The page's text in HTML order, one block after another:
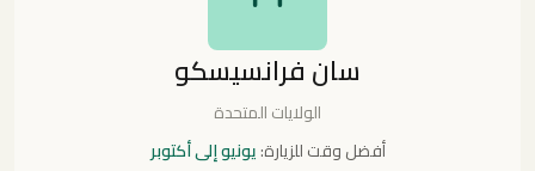
سان فرانسيسكو
الولايات المتحدة
أفضل وقت للزيارة:يونيو إلى أكتوبر